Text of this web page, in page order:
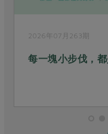
2026年07月263期
每一塊小步伐，